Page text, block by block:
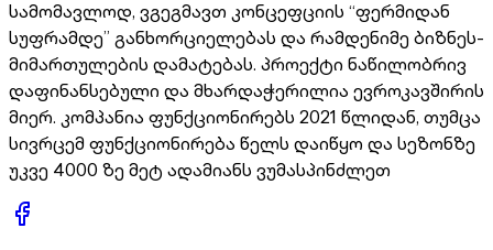
სამომავლოდ, ვგეგმავთ კონცეფციის “ფერმიდან
სუფრამდე” განხორციელებას და რამდენიმე ბიზნეს-
მიმართულების დამატებას. პროექტი ნაწილობრივ
დაფინანსებული და მხარდაჭერილია ევროკავშირის
მიერ. კომპანია ფუნქციონირებს 2021 წლიდან, თუმცა
სივრცემ ფუნქციონირება წელს დაიწყო და სეზონზე
უკვე 4000 ზე მეტ ადამიანს ვუმასპინძლეთ